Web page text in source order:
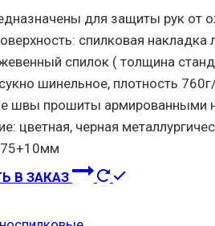
для защиты рук от
спилковая
спилок ( толщина
шинельное, плотность
швы прошиты армированными
цветная, черная
В ЗАКАЗ